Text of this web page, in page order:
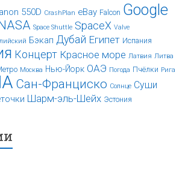
550D CrashPlan eBay Falcon Google
NASA Space Shuttle SpaceX Valve
Бэкап Дубай Египет Испания
Концерт Красное море Латвия Литва
Москва Нью-Йорк ОАЭ Погода Пчёлки Рига
Сан-Франциско Солнце Суши
Шарм-эль-Шейх Эстония